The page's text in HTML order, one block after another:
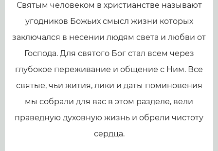
Святым человеком в христианстве называют
угодников Божьих смысл жизни которых
заключался в несении людям света и любви от
Господа. Для святого Бог стал всем через
глубокое переживание и общение с Ним. Все
святые, чьи жития, лики и даты поминовения
мы собрали для вас в этом разделе, вели
праведную духовную жизнь и обрели чистоту
сердца.